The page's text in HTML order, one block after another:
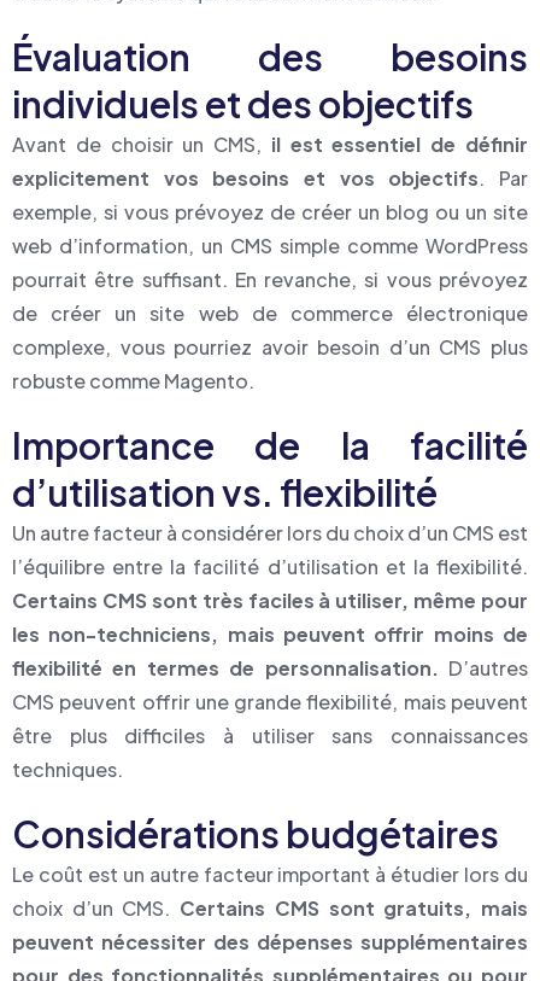
Évaluation des besoins
individuels et des objectifs
Avant de choisir un CMS, il est essentiel de définir
explicitement vos besoins et vos objectifs. Par
exemple, si vous prévoyez de créer un blog ou un site
web d’information, un CMS simple comme WordPress
pourrait être suffisant. En revanche, si vous prévoyez
de créer un site web de commerce électronique
complexe, vous pourriez avoir besoin d’un CMS plus
robuste comme Magento.
Importance de la facilité
d’utilisation vs. flexibilité
Un autre facteur à considérer lors du choix d’un CMS est
l’équilibre entre la facilité d’utilisation et la flexibilité.
Certains CMS sont très faciles à utiliser, même pour
les non-techniciens, mais peuvent offrir moins de
flexibilité en termes de personnalisation. D’autres
CMS peuvent offrir une grande flexibilité, mais peuvent
être plus difficiles à utiliser sans connaissances
techniques.
Considérations budgétaires
Le coût est un autre facteur important à étudier lors du
choix d’un CMS. Certains CMS sont gratuits, mais
peuvent nécessiter des dépenses supplémentaires
pour des fonctionnalités supplémentaires ou pour